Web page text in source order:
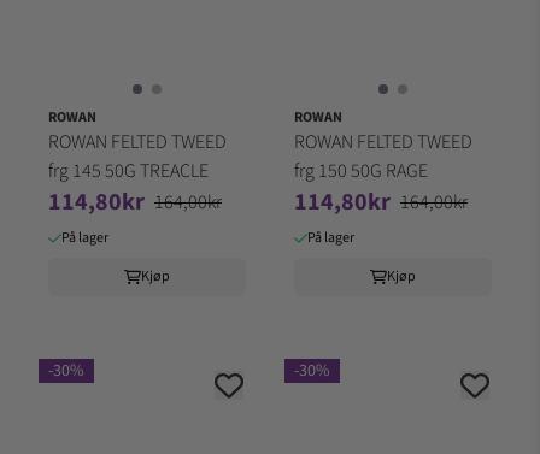
ROWAN
ROWAN FELTED TWEED
frg 145 50G TREACLE
114,80kr 164,00kr
På lager
Kjøp
ROWAN
ROWAN FELTED TWEED
frg 150 50G RAGE
114,80kr 164,00kr
På lager
Kjøp
-30% -30%